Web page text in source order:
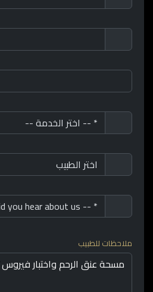
ملاحظات للطبيب